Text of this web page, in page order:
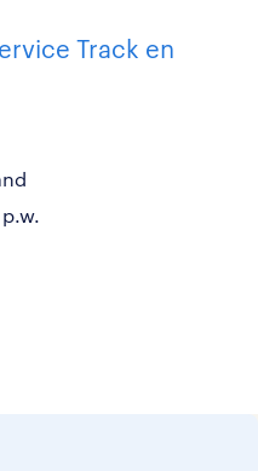
Track en